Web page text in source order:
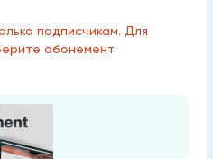
подписчикам. Для
абонемент